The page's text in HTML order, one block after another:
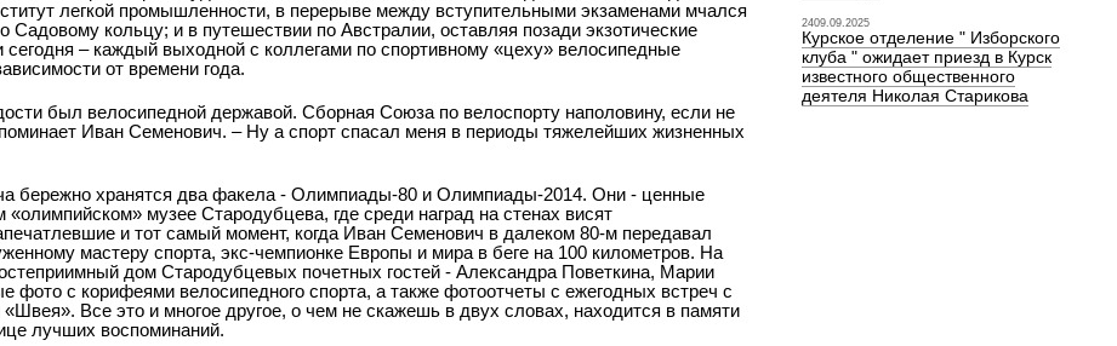
легкой промышленности, в перерыве между вступительными экзаменами мчался
Садовому кольцу; и в путешествии по Австралии, оставляя позади экзотические
– каждый выходной с коллегами по спортивному «цеху» велосипедные
от времени года.
был велосипедной державой. Сборная Союза по велоспорту наполовину, если не
Иван Семенович. – Ну а спорт спасал меня в периоды тяжелейших жизненных
бережно хранятся два факела - Олимпиады-80 и Олимпиады-2014. Они - ценные
музее Стародубцева, где среди наград на стенах висят
и тот самый момент, когда Иван Семенович в далеком 80-м передавал
мастеру спорта, экс-чемпионке Европы и мира в беге на 100 километров. На
дом Стародубцевых почетных гостей - Александра Поветкина, Марии
фото с корифеями велосипедного спорта, а также фотоотчеты с ежегодных встреч с
Все это и многое другое, о чем не скажешь в двух словах, находится в памяти
лучших воспоминаний.
2409.09.2025
Курское отделение " Изборского
клуба " ожидает приезд в Курск
известного общественного
деятеля Николая Старикова